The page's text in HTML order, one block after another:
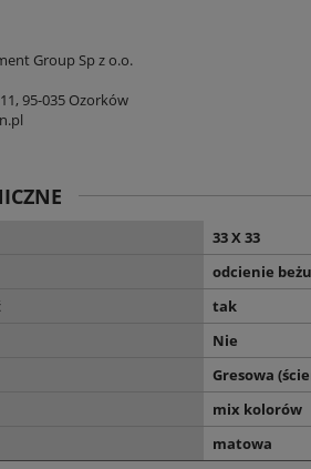
Group Sp z o.o.
95-035 Ozorków
33 X 33
odcienie
tak
Nie
Gresowa
mix kolorów
matowa